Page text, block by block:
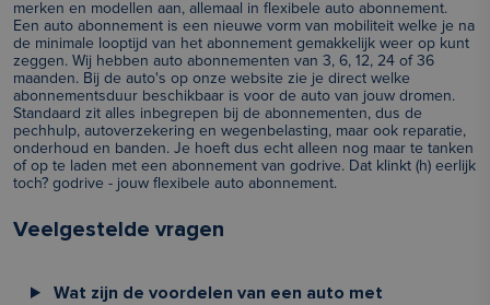
merken en modellen aan, allemaal in flexibele auto abonnement.
Een auto abonnement is een nieuwe vorm van mobiliteit welke je na
de minimale looptijd van het abonnement gemakkelijk weer op kunt
zeggen. Wij hebben auto abonnementen van 3, 6, 12, 24 of 36
maanden. Bij de auto's op onze website zie je direct welke
abonnementsduur beschikbaar is voor de auto van jouw dromen.
Standaard zit alles inbegrepen bij de abonnementen, dus de
pechhulp, autoverzekering en wegenbelasting, maar ook reparatie,
onderhoud en banden. Je hoeft dus echt alleen nog maar te tanken
of op te laden met een abonnement van godrive. Dat klinkt (h) eerlijk
toch? godrive - jouw flexibele auto abonnement.
Veelgestelde vragen
Wat zijn de voordelen van een auto met